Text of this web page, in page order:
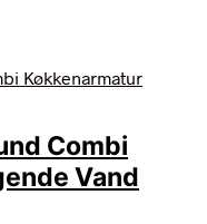
Combi
Vand